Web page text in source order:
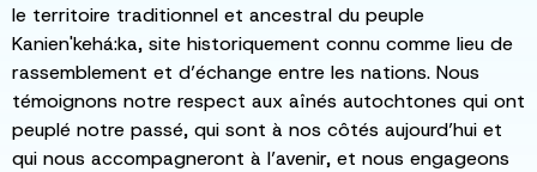
le territoire traditionnel et ancestral du peuple
Kanien'kehá:ka, site historiquement connu comme lieu de
rassemblement et d’échange entre les nations. Nous
témoignons notre respect aux aînés autochtones qui ont
peuplé notre passé, qui sont à nos côtés aujourd’hui et
qui nous accompagneront à l’avenir, et nous engageons